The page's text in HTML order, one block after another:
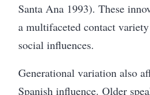
Santa Ana 1993). These
a multifaceted contact
social influences.
Generational variation also
Spanish influence. Older